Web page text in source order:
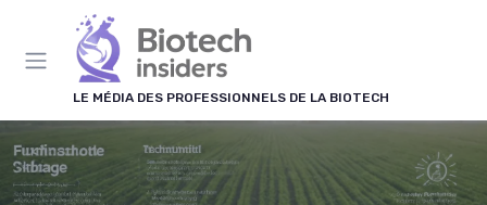
LE MÉDIA DES PROFESSIONNELS DE LA BIOTECH
Panneau de gestion des cookies